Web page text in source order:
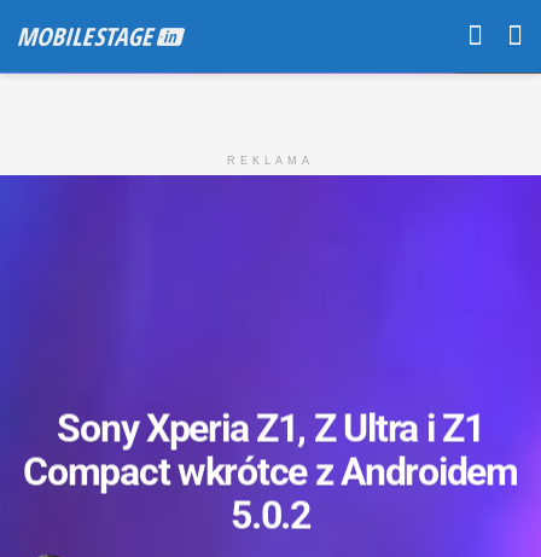
REKLAMA
Sony Xperia Z1, Z Ultra i Z1
Compact wkrótce z Androidem
5.0.2